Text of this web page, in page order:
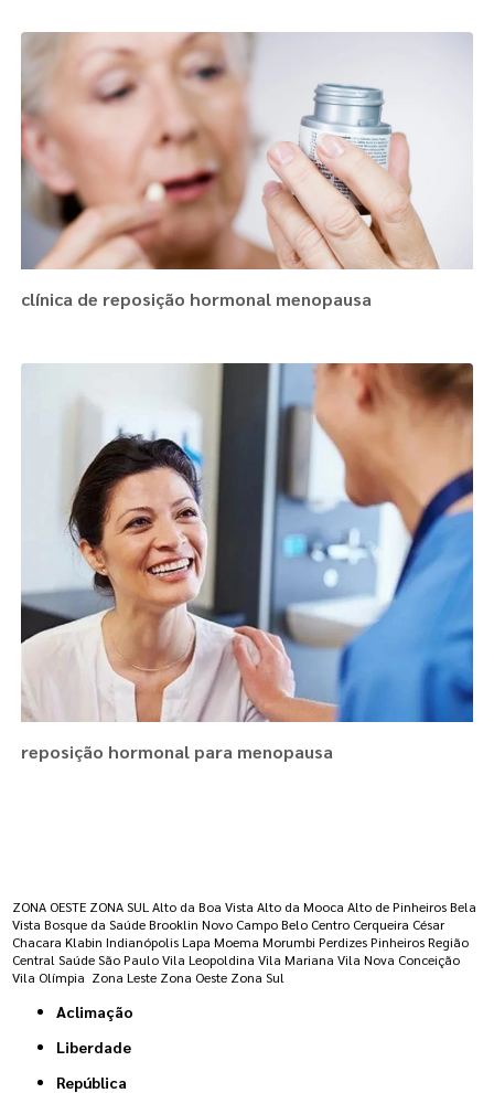
clínica de reposição hormonal menopausa
reposição hormonal para menopausa
ZONA OESTE ZONA SUL Alto da Boa Vista Alto da Mooca Alto de Pinheiros Bela
Vista Bosque da Saúde Brooklin Novo Campo Belo Centro Cerqueira César
Chacara Klabin Indianópolis Lapa Moema Morumbi Perdizes Pinheiros Região
Central Saúde São Paulo Vila Leopoldina Vila Mariana Vila Nova Conceição
Vila Olímpia Zona Leste Zona Oeste Zona Sul
Aclimação
Liberdade
República